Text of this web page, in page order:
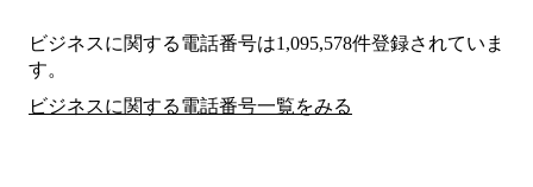
ビジネスに関する電話番号は1,095,578件登録されていま
す。
ビジネスに関する電話番号一覧をみる